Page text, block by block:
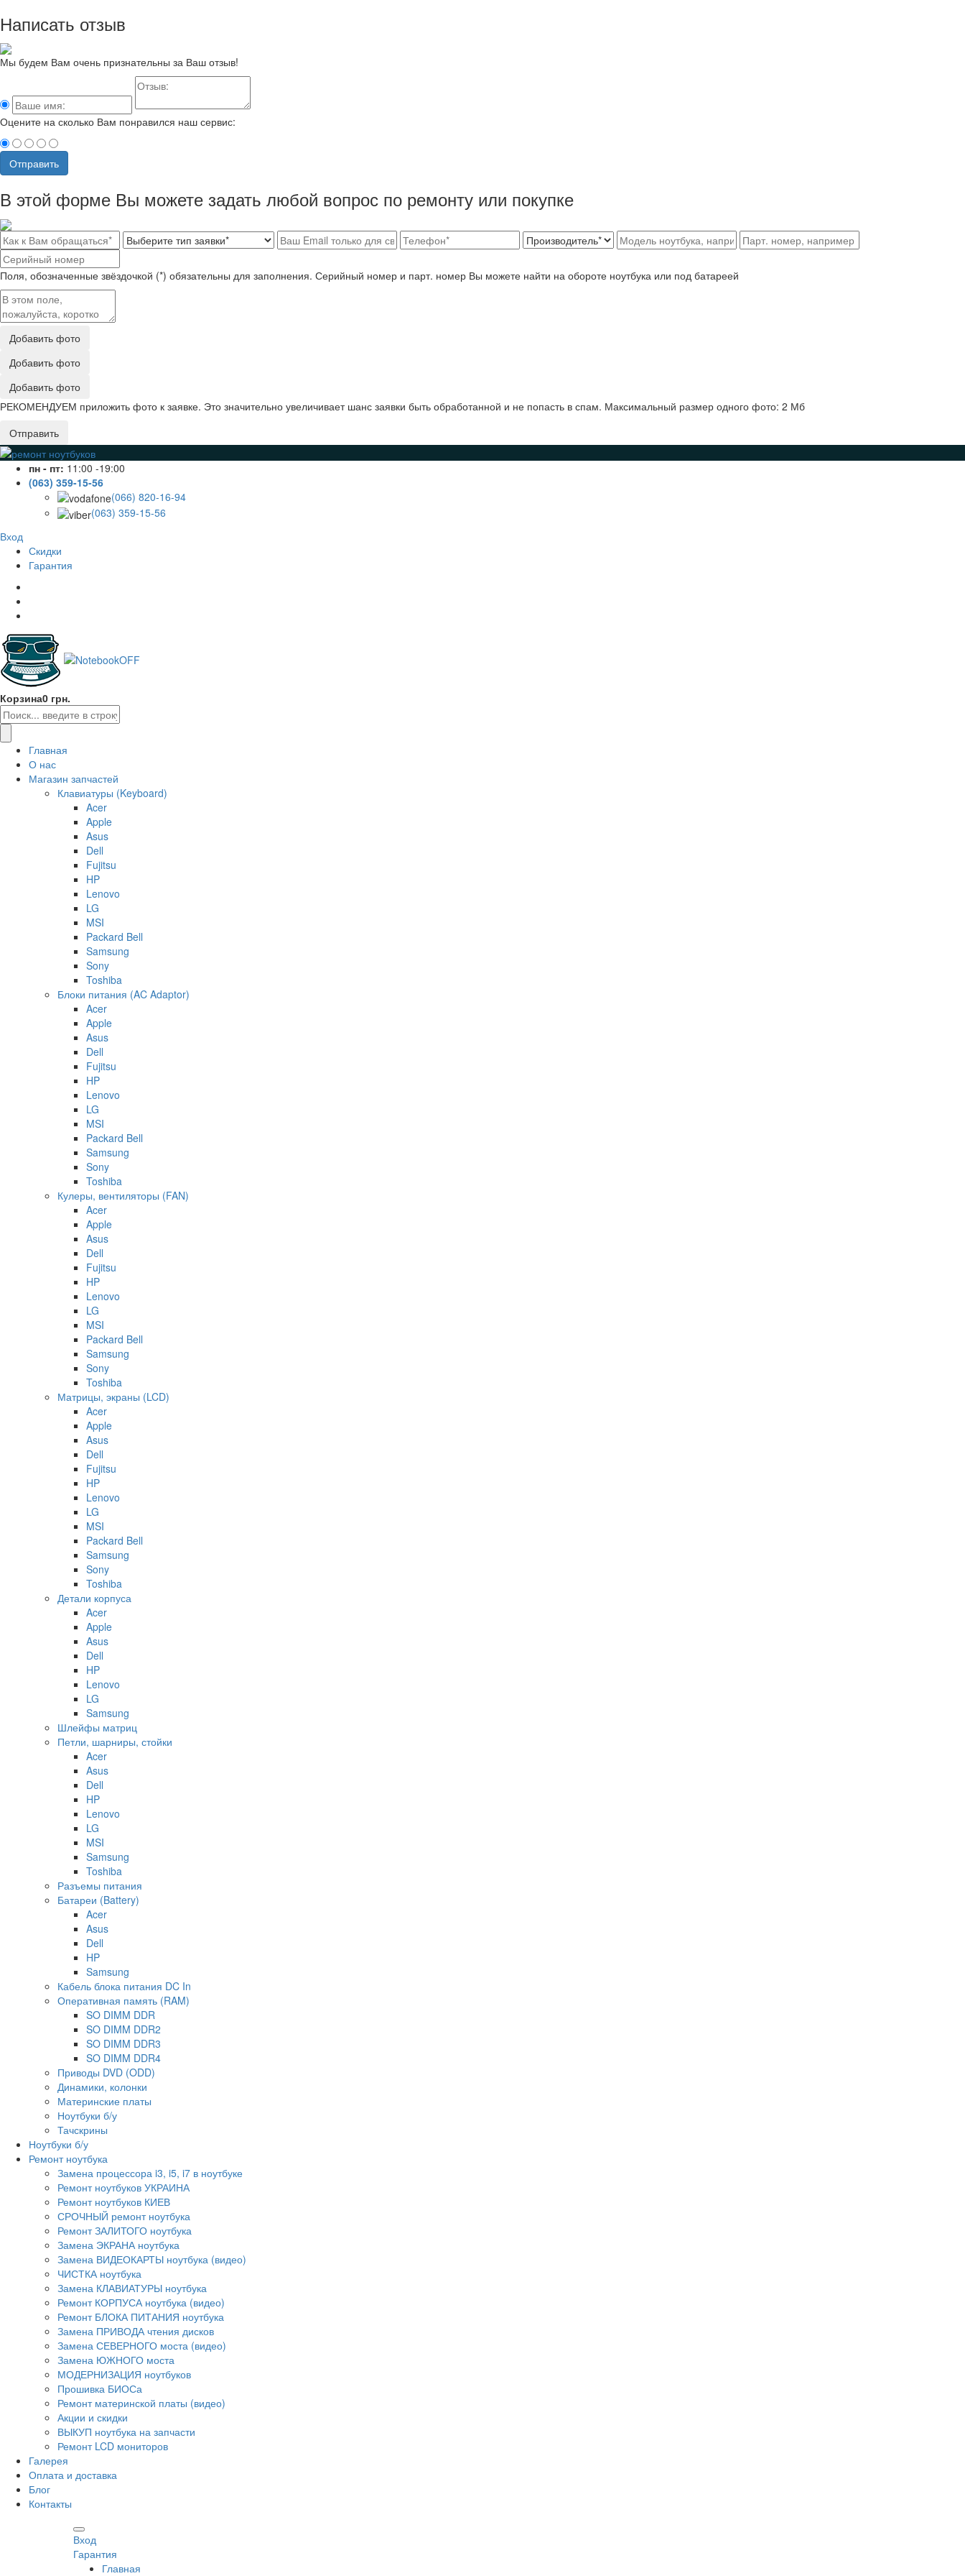
Написать отзыв
Мы будем Вам очень признательны за Ваш отзыв!
Оцените на сколько Вам понравился наш сервис:
Отправить
В этой форме Вы можете задать любой вопрос по ремонту или покупке
Поля, обозначенные звёздочкой (*) обязательны для заполнения. Серийный номер и парт. номер Вы можете найти на обороте ноутбука или под батареей
Добавить фото
Добавить фото
Добавить фото
РЕКОМЕНДУЕМ приложить фото к заявке. Это значительно увеличивает шанс заявки быть обработанной и не попасть в спам. Максимальный размер одного фото: 2 Мб
Отправить
пн - пт: 11:00 -19:00
(063) 359-15-56
(066) 820-16-94
(063) 359-15-56
Вход
Скидки
Гарантия
Корзина0 грн.
Главная
О нас
Магазин запчастей
Клавиатуры (Keyboard)
Acer
Apple
Asus
Dell
Fujitsu
HP
Lenovo
LG
MSI
Packard Bell
Samsung
Sony
Toshiba
Блоки питания (AC Adaptor)
Acer
Apple
Asus
Dell
Fujitsu
HP
Lenovo
LG
MSI
Packard Bell
Samsung
Sony
Toshiba
Кулеры, вентиляторы (FAN)
Acer
Apple
Asus
Dell
Fujitsu
HP
Lenovo
LG
MSI
Packard Bell
Samsung
Sony
Toshiba
Матрицы, экраны (LCD)
Acer
Apple
Asus
Dell
Fujitsu
HP
Lenovo
LG
MSI
Packard Bell
Samsung
Sony
Toshiba
Детали корпуса
Acer
Apple
Asus
Dell
HP
Lenovo
LG
Samsung
Шлейфы матриц
Петли, шарниры, стойки
Acer
Asus
Dell
HP
Lenovo
LG
MSI
Samsung
Toshiba
Разъемы питания
Батареи (Battery)
Acer
Asus
Dell
HP
Samsung
Кабель блока питания DC In
Оперативная память (RAM)
SO DIMM DDR
SO DIMM DDR2
SO DIMM DDR3
SO DIMM DDR4
Приводы DVD (ODD)
Динамики, колонки
Материнские платы
Ноутбуки б/у
Тачскрины
Ноутбуки б/у
Ремонт ноутбука
Замена процессора i3, i5, i7 в ноутбуке
Ремонт ноутбуков УКРАИНА
Ремонт ноутбуков КИЕВ
СРОЧНЫЙ ремонт ноутбука
Ремонт ЗАЛИТОГО ноутбука
Замена ЭКРАНА ноутбука
Замена ВИДЕОКАРТЫ ноутбука (видео)
ЧИСТКА ноутбука
Замена КЛАВИАТУРЫ ноутбука
Ремонт КОРПУСА ноутбука (видео)
Ремонт БЛОКА ПИТАНИЯ ноутбука
Замена ПРИВОДА чтения дисков
Замена СЕВЕРНОГО моста (видео)
Замена ЮЖНОГО моста
МОДЕРНИЗАЦИЯ ноутбуков
Прошивка БИОСа
Ремонт материнской платы (видео)
Акции и скидки
ВЫКУП ноутбука на запчасти
Ремонт LCD мониторов
Галерея
Оплата и доставка
Блог
Контакты
Вход
Гарантия
Главная